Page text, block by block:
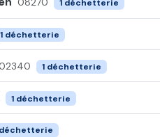
1 déchetterie
1 déchetterie
1 déchetterie
1 déchetterie
déchetterie